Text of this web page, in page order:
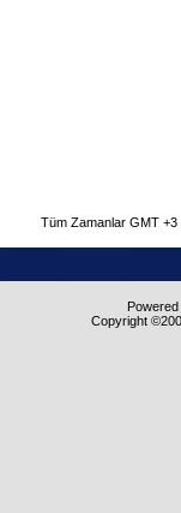
Tüm Zamanlar GMT
Copyright